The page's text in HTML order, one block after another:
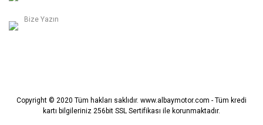
Bize Yazın
Copyright © 2020 Tüm hakları saklıdır. www.albaymotor.com - Tüm kredi
kartı bilgileriniz 256bit SSL Sertifikası ile korunmaktadır.